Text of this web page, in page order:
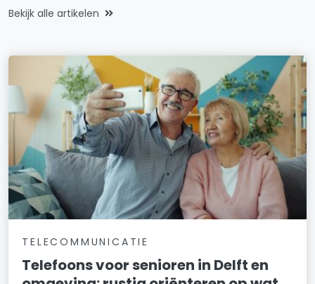
Bekijk alle artikelen
TELECOMMUNICATIE
Telefoons voor senioren in Delft en